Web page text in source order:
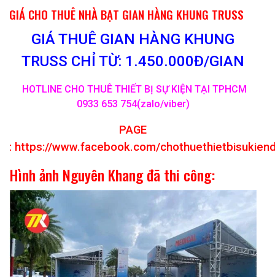
GIÁ CHO THUÊ NHÀ BẠT GIAN HÀNG KHUNG TRUSS
GIÁ THUÊ GIAN HÀNG KHUNG
TRUSS CHỈ TỪ: 1.450.000Đ/GIAN
HOTLINE CHO THUÊ THIẾT BỊ SỰ KIỆN TẠI TPHCM
0933 653 754(zalo/viber)
PAGE
: https://www.facebook.com/
Hình ảnh Nguyên Khang đã thi công: